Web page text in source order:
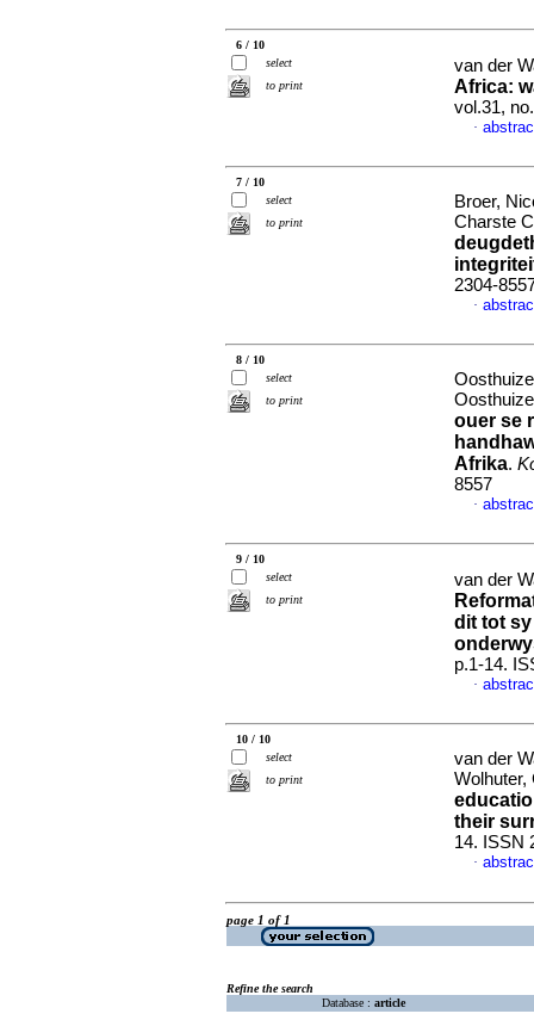
6 / 10
select
to print
van der
Africa:
vol.31,
·
7 / 10
select
to print
Broer,
Charste
2304-
·
8 / 10
select
to print
ouer se
Afrika.
8557
·
9 / 10
select
to print
van der
dit tot
p.1-14.
·
10 / 10
select
to print
van der
their
14. ISSN
·
page 1 of 1
Refine the search
Database : article